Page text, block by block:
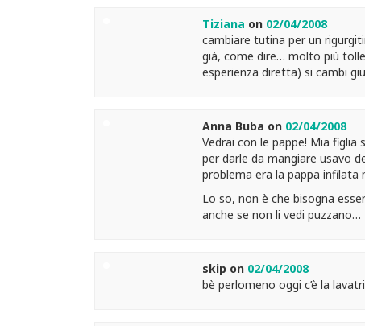
Tiziana on 02/04/2008
cambiare tutina per un
già, come dire… molto più
esperienza diretta) si cambi
Anna Buba on 02/04/2008
Vedrai con le pappe! Mia
per darle da mangiare usavo
problema era la pappa
Lo so, non è che bisogna
anche se non li vedi puzzano…
skip on 02/04/2008
bè perlomeno oggi c’è la